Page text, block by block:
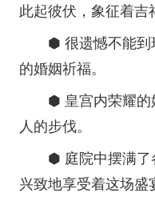
此起彼伏，象征着吉
⬢ 很遗憾不能到
的婚姻祈福。
⬢ 皇宫内荣耀的
人的步伐。
⬢ 庭院中摆满了
兴致地享受着这场盛